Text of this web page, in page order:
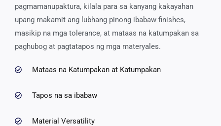
pagmamanupaktura, kilala para sa kanyang kakayahan
upang makamit ang lubhang pinong ibabaw finishes,
masikip na mga tolerance, at mataas na katumpakan sa
paghubog at pagtatapos ng mga materyales.
Mataas na Katumpakan at Katumpakan
Tapos na sa ibabaw
Material Versatility